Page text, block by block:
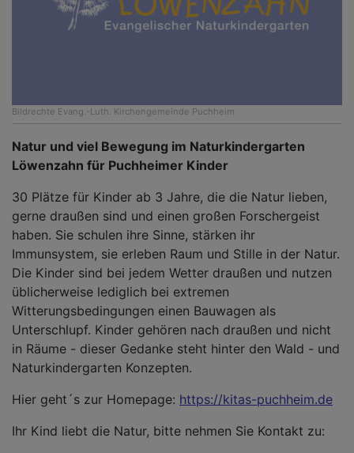
Bildrechte Evang.-Luth. Kirchengemeinde Puchheim
Natur und viel Bewegung im Naturkindergarten
Löwenzahn für Puchheimer Kinder
30 Plätze für Kinder ab 3 Jahre, die die Natur lieben,
gerne draußen sind und einen großen Forschergeist
haben. Sie schulen ihre Sinne, stärken ihr
Immunsystem, sie erleben Raum und Stille in der Natur.
Die Kinder sind bei jedem Wetter draußen und nutzen
üblicherweise lediglich bei extremen
Witterungsbedingungen einen Bauwagen als
Unterschlupf. Kinder gehören nach draußen und nicht
in Räume - dieser Gedanke steht hinter den Wald - und
Naturkindergarten Konzepten.
Hier geht´s zur Homepage: https://kitas-puchheim.de
Ihr Kind liebt die Natur, bitte nehmen Sie Kontakt zu: